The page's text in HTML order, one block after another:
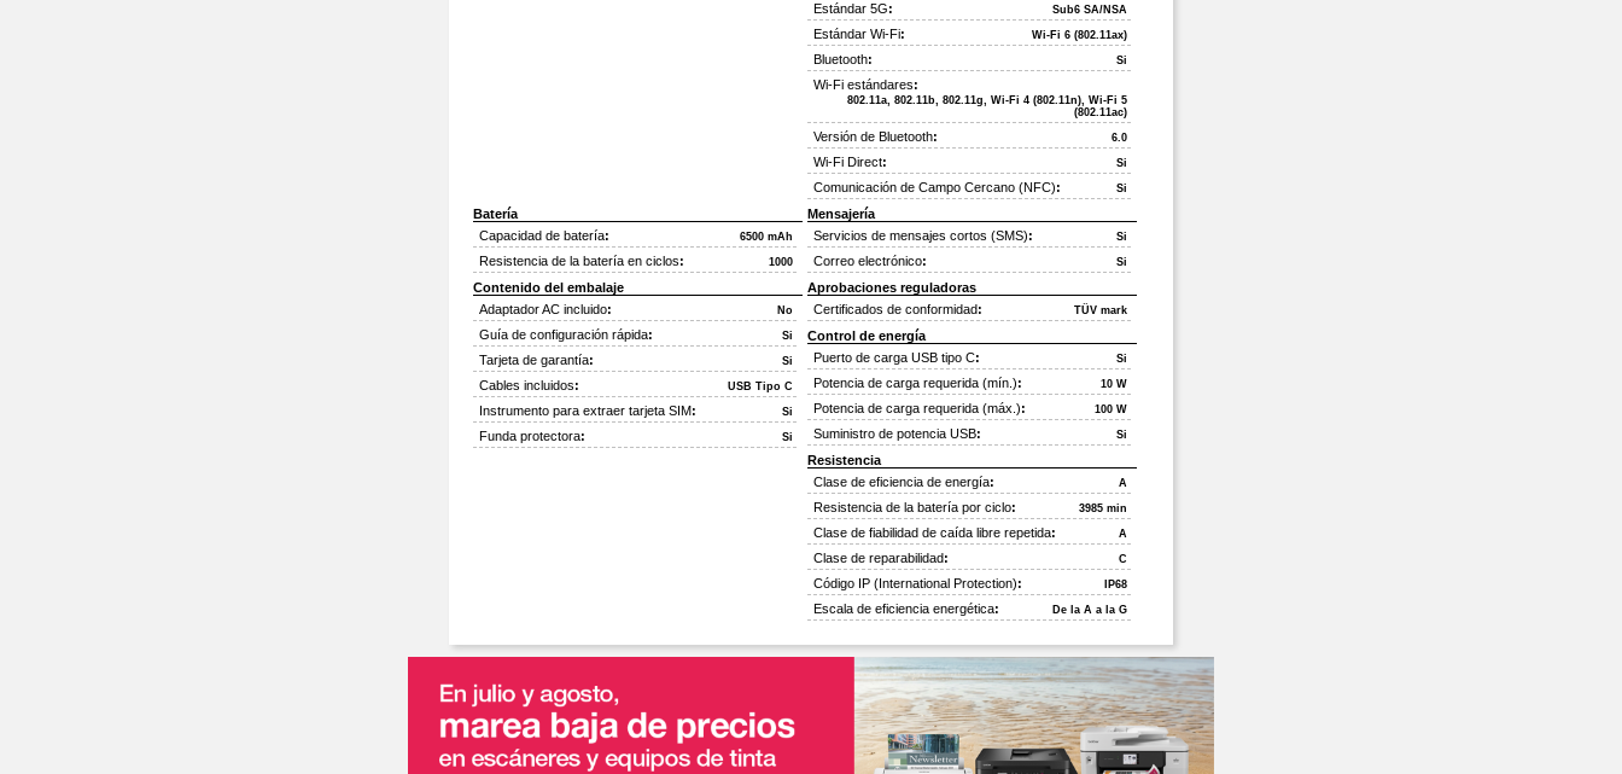
Estándar 5G: Sub6 SA/NSA
Estándar Wi-Fi: Wi-Fi 6 (802.11ax)
Bluetooth: Si
Wi-Fi estándares:
802.11a, 802.11b, 802.11g, Wi-Fi 4 (802.11n), Wi-Fi 5
(802.11ac)
Versión de Bluetooth: 6.0
Wi-Fi Direct: Si
Comunicación de Campo Cercano (NFC): Si
Batería
Capacidad de batería: 6500 mAh
Resistencia de la batería en ciclos: 1000
Mensajería
Servicios de mensajes cortos (SMS): Si
Correo electrónico: Si
Contenido del embalaje
Adaptador AC incluido: No
Guía de configuración rápida: Si
Tarjeta de garantía: Si
Cables incluidos: USB Tipo C
Instrumento para extraer tarjeta SIM: Si
Funda protectora: Si
Aprobaciones reguladoras
Certificados de conformidad: TÜV mark
Control de energía
Puerto de carga USB tipo C: Si
Potencia de carga requerida (mín.): 10 W
Potencia de carga requerida (máx.): 100 W
Suministro de potencia USB: Si
Resistencia
Clase de eficiencia de energía: A
Resistencia de la batería por ciclo: 3985 min
Clase de fiabilidad de caída libre repetida: A
Clase de reparabilidad: C
Código IP (International Protection): IP68
Escala de eficiencia energética: De la A a la G